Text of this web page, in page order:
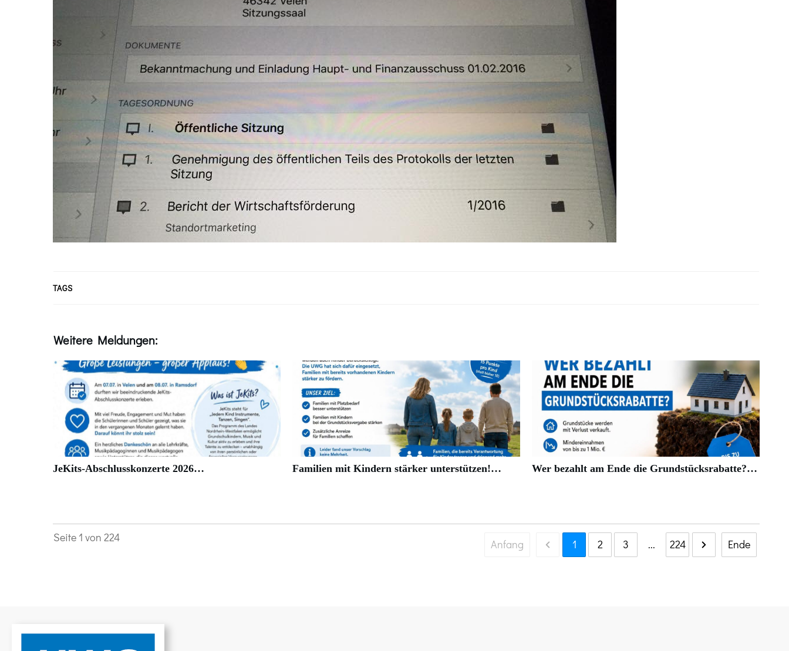
TAGS
Weitere Meldungen:
JeKits-Abschlusskonzerte 2026… Familien mit Kindern stärker unterstützen!… Wer bezahlt am Ende die Grundstücksrabatte?…
Seite 1 von 224 Anfang 1 2 3 ... 224 Ende